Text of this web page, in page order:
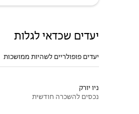
יעדים שכדאי לגלות
יעדים פופולריים לשהיות ממושכות
ניו יורק
נכסים להשכרה חודשית